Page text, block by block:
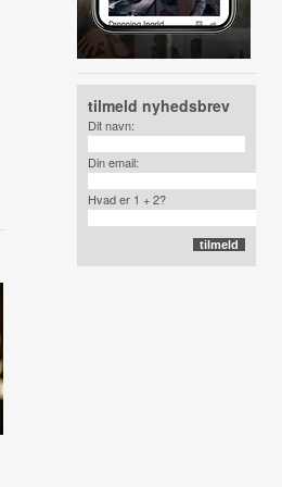
tilmeld nyhedsbrev
Dit navn:
Din email:
Hvad er 1 + 2?